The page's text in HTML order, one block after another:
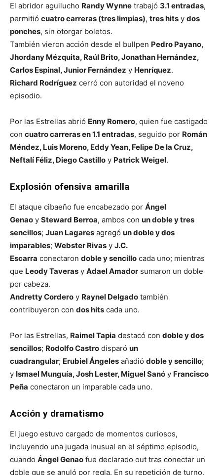
El abridor aguilucho Randy Wynne trabajó 3.1 entradas,
permitió cuatro carreras (tres limpias), tres hits y dos
ponches, sin otorgar boletos.
También vieron acción desde el bullpen Pedro Payano,
Jhordany Mézquita, Raúl Brito, Jonathan Hernández,
Carlos Espinal, Junior Fernández y Henríquez.
Richard Rodríguez cerró con autoridad el noveno
episodio.
Por las Estrellas abrió Enny Romero, quien fue castigado
con cuatro carreras en 1.1 entradas, seguido por Román
Méndez, Luis Moreno, Eddy Yean, Felipe De la Cruz,
Neftalí Féliz, Diego Castillo y Patrick Weigel.
Explosión ofensiva amarilla
El ataque cibaeño fue encabezado por Ángel
Genao y Steward Berroa, ambos con un doble y tres
sencillos; Juan Lagares agregó un doble y dos
imparables; Webster Rivas y J.C.
Escarra conectaron doble y sencillo cada uno; mientras
que Leody Taveras y Adael Amador sumaron un doble
por cabeza.
Andretty Cordero y Raynel Delgado también
contribuyeron con dos hits cada uno.
Por las Estrellas, Raimel Tapia destacó con doble y dos
sencillos; Rodolfo Castro disparó un
cuadrangular; Erubiel Ángeles añadió doble y sencillo;
y Ismael Munguía, Josh Lester, Miguel Sanó y Francisco
Peña conectaron un imparable cada uno.
Acción y dramatismo
El juego estuvo cargado de momentos curiosos,
incluyendo una jugada inusual en el séptimo episodio,
cuando Ángel Genao fue declarado out tras conectar un
doble que se anuló por regla. En su repetición de turno,